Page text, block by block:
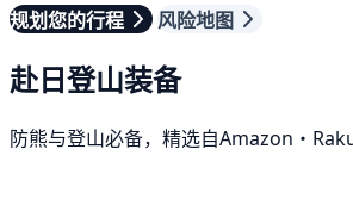
规划您的行程
风险地图
赴日登山装备
防熊与登山必备，精选自Amazon・